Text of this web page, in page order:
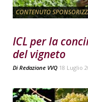
CONTENUTO
ICL per la
del vigneto
Di Redazione VVQ 18 Luglio